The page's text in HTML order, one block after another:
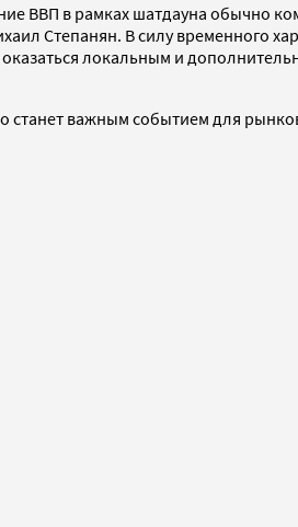
ВВП в рамках шатдауна обычно
Степанян. В силу временного
локальным и
станет важным событием для